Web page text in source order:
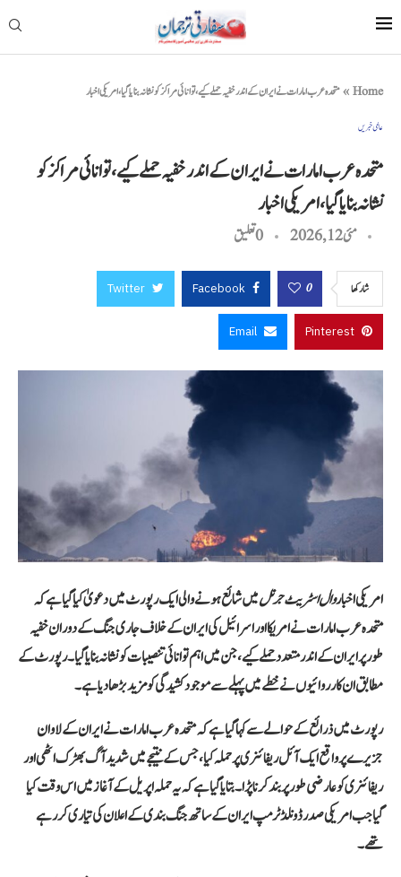
Home
»متحدہ عرب امارات نے ایران کے اندر خفیہ حملے کیے، توانائی مراکز کو نشانہ بنایا گیا، امریکی اخبار
عالمی خبریں
متحدہ عرب امارات نے ایران کے اندر خفیہ حملے کیے، توانائی مراکز کو
نشانہ بنایا گیا، امریکی اخبار
مئی 12, 2026 0 تعليق
شاركها 0
Facebook
Twitter
Pinterest
Email
امریکی اخباروال اسٹریٹ جرنلمیں شائع ہونے والی ایک رپورٹ میں دعویٰ کیا گیا ہے کہ
متحدہ عرب امارات نے امریکا اور اسرائیل کی ایران کے خلاف جاری جنگ کے دوران خفیہ
طور پر ایران کے اندر متعدد حملے کیے، جن میں اہم توانائی تنصیبات کو نشانہ بنایا گیا۔ رپورٹ کے
مطابق ان کارروائیوں نے خطے میں پہلے سے موجود کشیدگی کو مزید بڑھا دیا ہے۔
رپورٹ میں ذرائع کے حوالے سے کہا گیا ہے کہ متحدہ عرب امارات نے ایران کے لاوان
جزیرے پر واقع ایک آئل ریفائنری پر حملہ کیا، جس کے نتیجے میں شدید آگ بھڑک اٹھی اور
ریفائنری کو عارضی طور پر بند کرنا پڑا۔ بتایا گیا ہے کہ یہ حملہ اپریل کے آغاز میں اس وقت کیا
گیا جب امریکی صدر ڈونلڈ ٹرمپ ایران کے ساتھ جنگ بندی کے اعلان کی تیاری کر رہے
تھے۔